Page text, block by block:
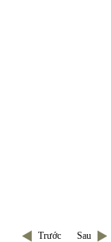
Trước Sau